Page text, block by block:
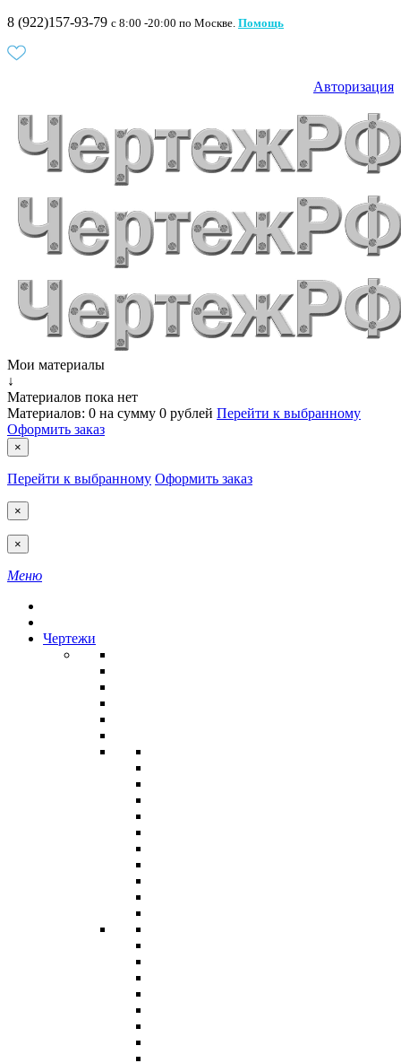
8 (922)157-93-79 c 8:00 -20:00 по Москве. Помощь
Авторизация
Мои материалы
↓
Материалов пока нет
Материалов: 0 на сумму 0 рублей Перейти к выбранному
Оформить заказ
×
Перейти к выбранному Оформить заказ
×
×
Меню
Чертежи